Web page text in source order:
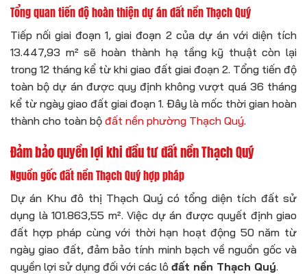
Tổng quan tiến độ hoàn thiện dự án đất nền Thạch Quý
Tiếp nối giai đoạn 1, giai đoạn 2 của dự án với diện tích
13.447,93 m² sẽ hoàn thành hạ tầng kỹ thuật còn lại
trong 12 tháng kể từ khi giao đất giai đoạn 2. Tổng tiến độ
toàn bộ dự án được quy định không vượt quá 36 tháng
kể từ ngày giao đất giai đoạn 1. Đây là mốc thời gian hoàn
thành cho toàn bộ đất nền phường Thạch Quý.
Đảm bảo quyền lợi khi đầu tư đất nền Thạch Quý
Nguồn gốc đất nền Thạch Quý hợp pháp
Dự án Khu đô thị Thạch Quý có tổng diện tích đất sử
dụng là 101.863,55 m². Việc dự án được quyết định giao
đất hợp pháp cùng với thời hạn hoạt động 50 năm từ
ngày giao đất, đảm bảo tính minh bạch về nguồn gốc và
quyền lợi sử dụng đối với các lô đất nền Thạch Quý.